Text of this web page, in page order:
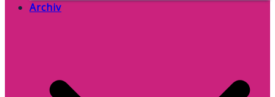
Archiv